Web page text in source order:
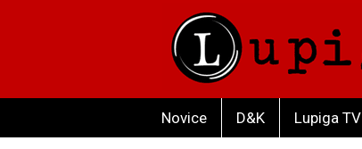
Novice D&K Lupiga TV